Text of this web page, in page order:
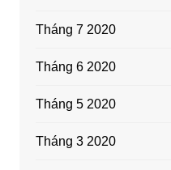
Tháng 7 2020
Tháng 6 2020
Tháng 5 2020
Tháng 3 2020